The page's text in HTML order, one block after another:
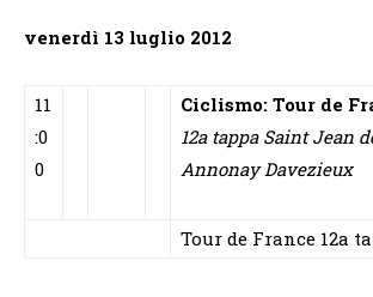
venerdì 13 luglio 2012
11
:0
0
Ciclismo: Tour de
12a tappa Saint Jean
Annonay Davezieux
Tour de France 12a